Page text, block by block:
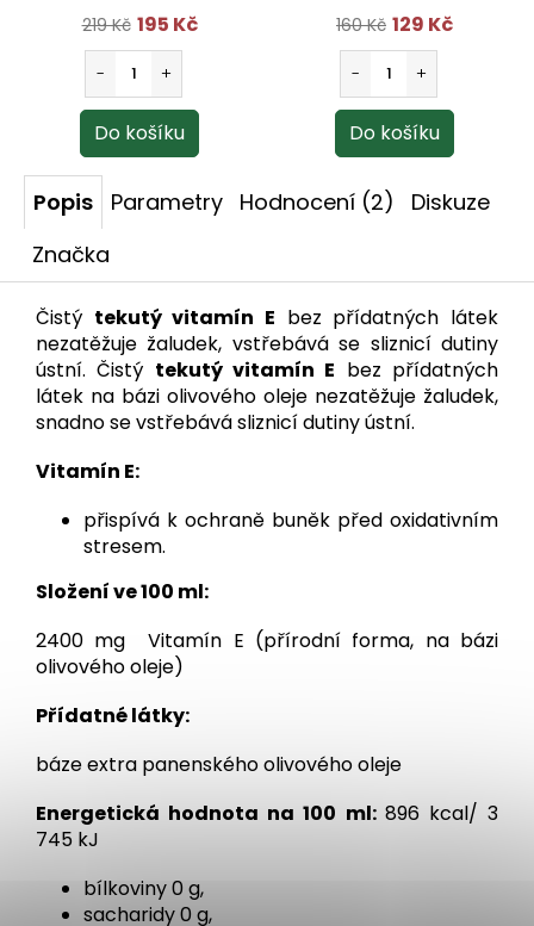
219 Kč 195 Kč 160 Kč 129 Kč
Popis Parametry Hodnocení (2)
Diskuze
Značka
Čistý tekutý vitamín E bez přídatných látek
nezatěžuje žaludek, vstřebává se sliznicí dutiny
ústní. Čistý tekutý vitamín E bez přídatných
látek na bázi olivového oleje nezatěžuje žaludek,
snadno se vstřebává sliznicí dutiny ústní.
Vitamín E:
přispívá k ochraně buněk před oxidativním
stresem.
Složení ve 100 ml:
2400 mgVitamín E (přírodní forma, na bázi
olivového oleje)
Přídatné látky:
báze extra panenského olivového oleje
Energetická hodnota na 100 ml: 896 kcal/ 3
745 kJ
bílkoviny 0 g,
sacharidy 0 g,